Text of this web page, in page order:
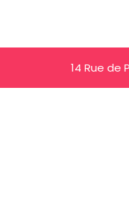
14 Rue de